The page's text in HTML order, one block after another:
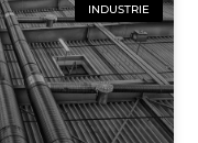
INDUSTRIE